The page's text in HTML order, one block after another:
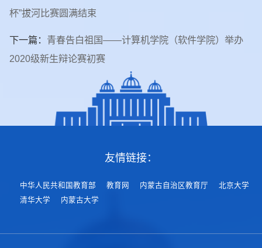
杯”拔河比赛圆满结束
下一篇： 青春告白祖国——计算机学院（软件学院）举办
2020级新生辩论赛初赛
友情链接：
中华人民共和国教育部 教育网 内蒙古自治区教育厅
北京大学
清华大学
内蒙古大学